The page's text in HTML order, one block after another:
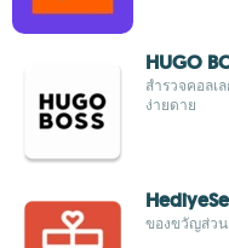
HUGO
สำรวจคอลเ
ง่ายดาย
ของขวัญส่ว